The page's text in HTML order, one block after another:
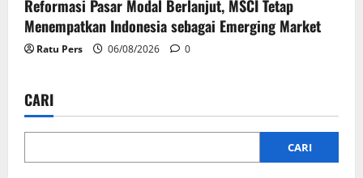
Reformasi Pasar Modal Berlanjut, MSCI Tetap
Menempatkan Indonesia sebagai Emerging Market
Ratu Pers 06/08/2026 0
CARI
CARI